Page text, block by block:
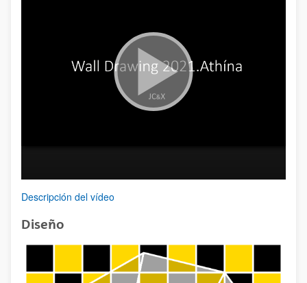
Descripción del vídeo
Diseño